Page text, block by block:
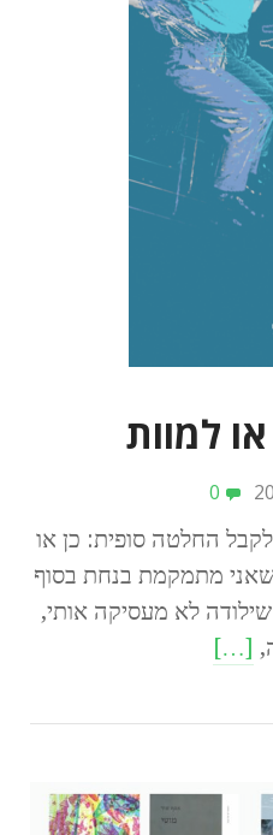
למוות
0
החלטה סופית: כן או
שאני מתמקמת בנחת בסוף
לא מעסיקה אותי,
[…]